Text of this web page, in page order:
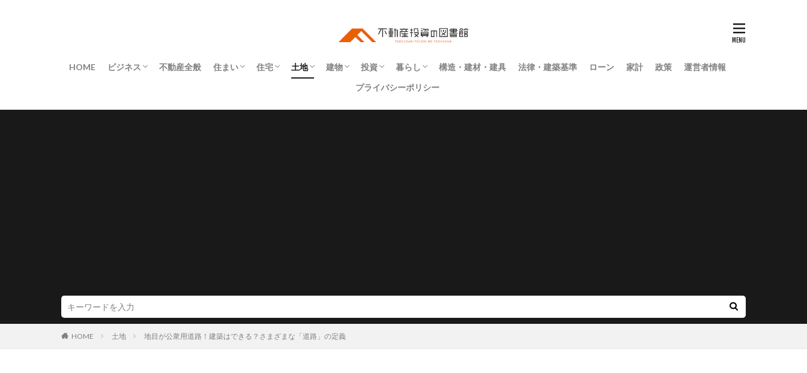
HOME ビジネス 不動産全般 住まい 住宅 土地 建物
インテリア
エクステリア
リフォーム・リノベーション
投資
不動産投資
暮らし
インフラ
同居
契約
権利
法令
物件探し
登記
構造・建材・建具 法律・建築基準 ローン 家計 政策
運営者情報
プライバシーポリシー
HOME 土地 地目が公衆用道路！建築はできる？さまざまな「道路」の定義